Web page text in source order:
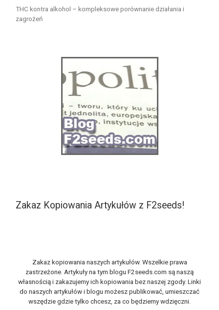
THC kontra alkohol – kompleksowe porównanie działania i
zagrożeń
Zakaz Kopiowania Artykułów z F2seeds!
Zakaz kopiowania naszych artykułów. Wszelkie prawa
zastrzeżone. Artykuły na tym blogu F2seeds.com są naszą
własnością i zakazujemy ich kopiowania bez naszej zgody. Linki
do naszych artykułów i blogu możesz publikować, umieszczać
wszędzie gdzie tylko chcesz, za co będziemy wdzięczni.